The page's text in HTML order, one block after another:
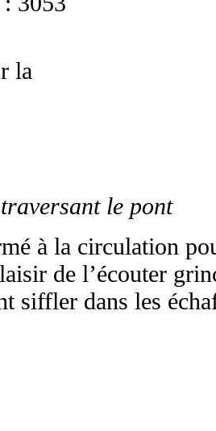
le pont
à la circulation
de l’écouter
siffler dans les